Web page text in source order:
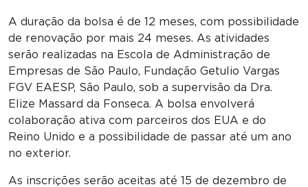
A duração da bolsa é de 12 meses, com possibilidade
de renovação por mais 24 meses. As atividades
serão realizadas na Escola de Administração de
Empresas de São Paulo, Fundação Getulio Vargas
FGV EAESP, São Paulo, sob a supervisão da Dra.
Elize Massard da Fonseca. A bolsa envolverá
colaboração ativa com parceiros dos EUA e do
Reino Unido e a possibilidade de passar até um ano
no exterior.
As inscrições serão aceitas até 15 de dezembro de